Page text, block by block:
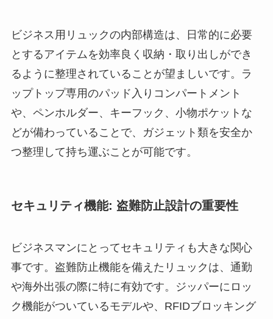
ビジネス用リュックの内部構造は、日常的に必要
とするアイテムを効率良く収納・取り出しができ
るように整理されていることが望ましいです。ラ
ップトップ専用のパッド入りコンパートメント
や、ペンホルダー、キーフック、小物ポケットな
どが備わっていることで、ガジェット類を安全か
つ整理して持ち運ぶことが可能です。
セキュリティ機能: 盗難防止設計の重要性
ビジネスマンにとってセキュリティも大きな関心
事です。盗難防止機能を備えたリュックは、通勤
や海外出張の際に特に有効です。ジッパーにロッ
ク機能がついているモデルや、RFIDブロッキング